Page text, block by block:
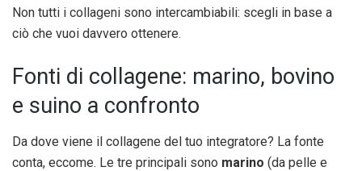
Non tutti i collageni sono intercambiabili: scegli in base a
ciò che vuoi davvero ottenere.
Fonti di collagene: marino, bovino
e suino a confronto
Da dove viene il collagene del tuo integratore? La fonte
conta, eccome. Le tre principali sono marino (da pelle e